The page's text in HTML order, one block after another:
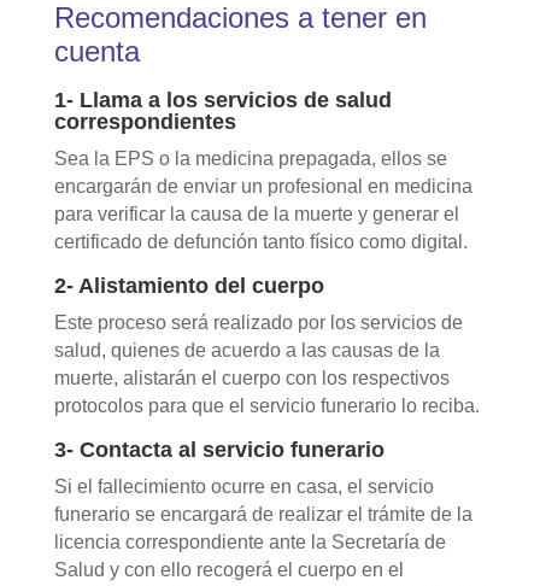
Recomendaciones a tener en
cuenta
1- Llamaa los servicios de salud
correspondientes
Sea la EPS o la medicina prepagada, ellos se
encargarán de enviar un profesional en medicina
para verificar la causa de la muerte y generar el
certificado de defunción tanto físico como digital.
2- Alistamiento del cuerpo
Este proceso será realizado por los servicios de
salud, quienes de acuerdo a las causas de la
muerte, alistarán el cuerpo con los respectivos
protocolos para que el servicio funerario lo reciba.
3- Contacta al servicio funerario
Si el fallecimiento ocurre en casa, el servicio
funerario se encargará de realizar el trámite de la
licencia correspondiente ante la Secretaría de
Salud y con ello recogerá el cuerpo en el